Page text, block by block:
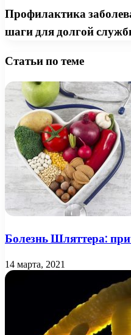
Профилактика
шаги для долгой
Статьи по теме
Болезнь Шляттера:
14 марта, 2021